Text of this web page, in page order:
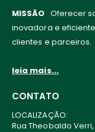
MISSÃO Oferecer
inovadora e
clientes e parceiros.
leia mais...
CONTATO
LOCALIZAÇÃO:
Rua Theobaldo